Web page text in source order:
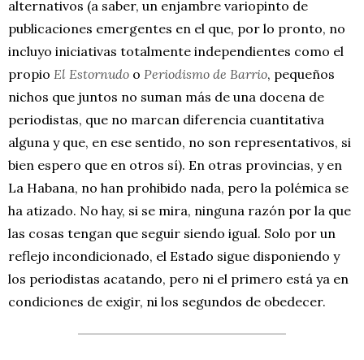
alternativos (a saber, un enjambre variopinto de
publicaciones emergentes en el que, por lo pronto, no
incluyo iniciativas totalmente independientes como el
propio El Estornudo o Periodismo de Barrio, pequeños
nichos que juntos no suman más de una docena de
periodistas, que no marcan diferencia cuantitativa
alguna y que, en ese sentido, no son representativos, si
bien espero que en otros sí). En otras provincias, y en
La Habana, no han prohibido nada, pero la polémica se
ha atizado. No hay, si se mira, ninguna razón por la que
las cosas tengan que seguir siendo igual. Solo por un
reflejo incondicionado, el Estado sigue disponiendo y
los periodistas acatando, pero ni el primero está ya en
condiciones de exigir, ni los segundos de obedecer.